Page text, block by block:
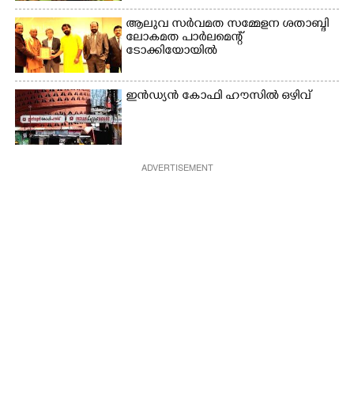
ആലുവ സർവമത സമ്മേളന ശതാബ്ദി
ലോകമത പാർലമെന്റ്
ടോക്കിയോയിൽ
ഇൻഡ്യൻ കോഫി ഹൗസിൽ ഒഴിവ്
ADVERTISEMENT